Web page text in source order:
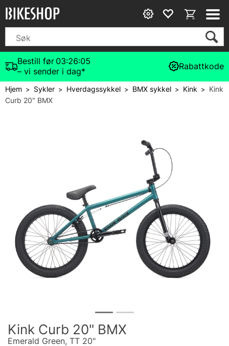
Bestill før 03:26:05
– vi sender i dag*
Rabattkode
Hjem> Sykler> Hverdagssykkel > BMX sykkel > Kink> Kink
Curb 20" BMX
Kink Curb 20" BMX
Emerald Green, TT 20"